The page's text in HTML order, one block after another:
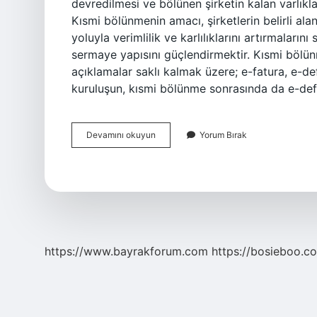
devredilmesi ve bölünen şirketin kalan
Kısmi bölünmenin amacı, şirketlerin belirli
yoluyla verimlilik ve karlılıklarını
sermaye yapısını güçlendirmektir. Kısmi
açıklamalar saklı kalmak üzere; e-fatura, e-
kuruluşun, kısmi bölünme sonrasında da e-
Devamını okuyun
Bölünme
Yorum Bırak
https://www.bayrakforum.com https://